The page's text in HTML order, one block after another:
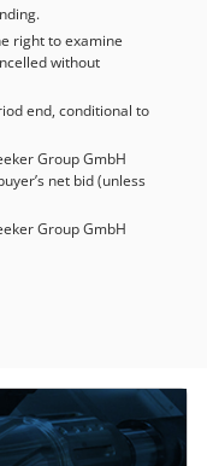
right to examine
without
end, conditional to
Group GmbH
net bid (unless
Group GmbH